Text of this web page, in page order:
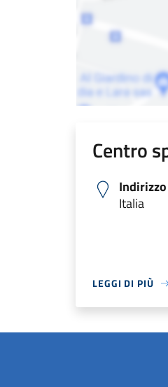
Centro
Indirizzo
Italia
LEGGI DI PIÙ